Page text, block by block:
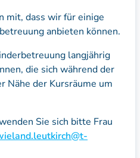
mit, dass wir für einige
anbieten können.
langjährig
die sich während der
Nähe der Kursräume um
Sie sich bitte Frau